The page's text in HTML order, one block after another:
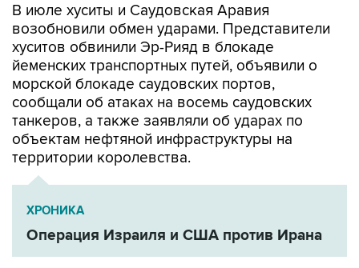
В июле хуситы и Саудовская Аравия
возобновили обмен ударами. Представители
хуситов обвинили Эр-Рияд в блокаде
йеменских транспортных путей, объявили о
морской блокаде саудовских портов,
сообщали об атаках на восемь саудовских
танкеров, а также заявляли об ударах по
объектам нефтяной инфраструктуры на
территории королевства.
ХРОНИКА
Операция Израиля и США против Ирана